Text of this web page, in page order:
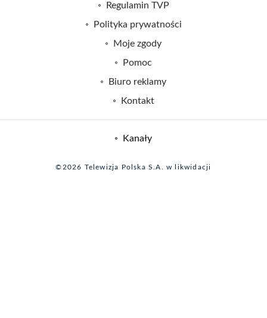
Centrum informacji TVP
Naziemna Telewizja Cyfrowa
Regulamin TVP
Polityka prywatności
Moje zgody
Pomoc
Biuro reklamy
Kontakt
Kanały
©2026 Telewizja Polska S.A. w likwidacji